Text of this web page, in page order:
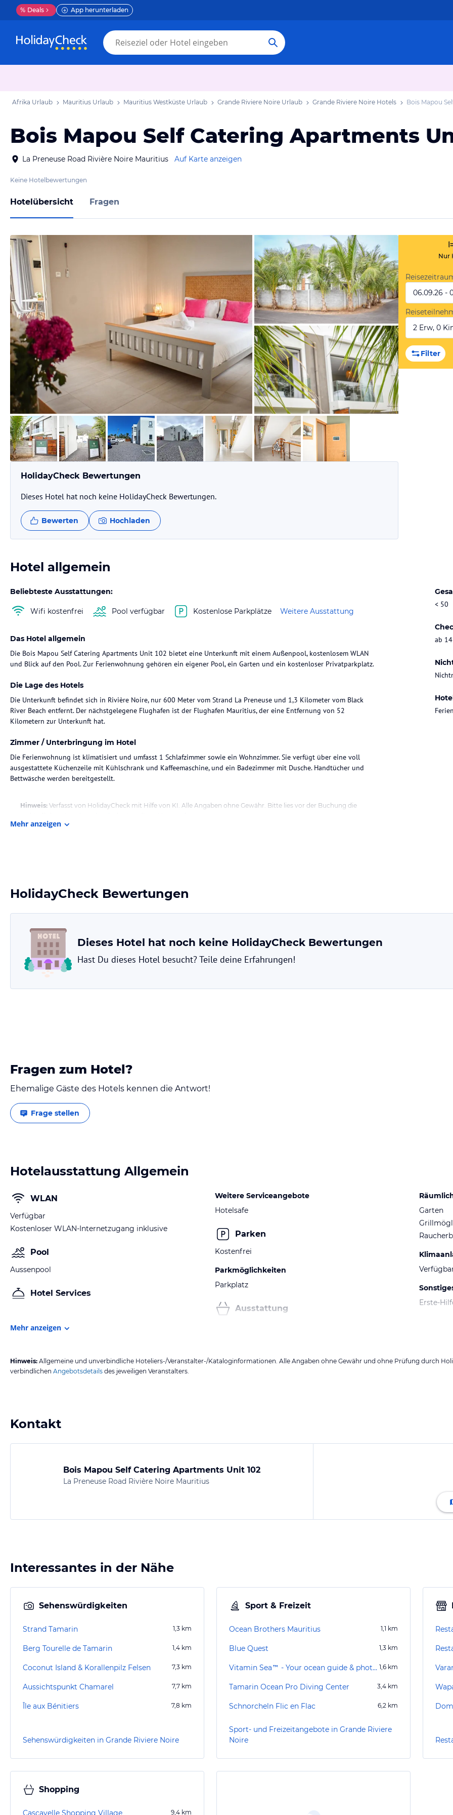
% Deals App herunterladen
Afrika Urlaub Mauritius Urlaub Mauritius Westküste Urlaub Grande Riviere Noire Urlaub Grande Riviere Noire Hotels Bois Mapou
Bois Mapou Self Catering Apartments
La Preneuse Road Rivière Noire Mauritius Auf Karte anzeigen
Keine Hotelbewertungen
Hotelübersicht Fragen
von Booking.com
von Booking.com
von Booking.com
Nur
06.09.26 -
2 Erw, 0
Filter
HolidayCheck Bewertungen
Dieses Hotel hat noch keine HolidayCheck Bewertungen.
Bewerten Hochladen
Hotel allgemein
Beliebteste Ausstattungen:
Wifi kostenfrei Pool verfügbar Kostenlose Parkplätze Weitere Ausstattung
< 50
ab
Das Hotel allgemein
Die Bois Mapou Self Catering Apartments Unit 102 bietet eine Unterkunft mit einem Außenpool, kostenlosem WLAN
und Blick auf den Pool. Zur Ferienwohnung gehören ein eigener Pool, ein Garten und ein kostenloser Privatparkplatz.
Die Lage des Hotels
Die Unterkunft befindet sich in Rivière Noire, nur 600 Meter vom Strand La Preneuse und 1,3 Kilometer vom Black
River Beach entfernt. Der nächstgelegene Flughafen ist der Flughafen Mauritius, der eine Entfernung von 52
Kilometern zur Unterkunft hat.
Zimmer / Unterbringung im Hotel
Die Ferienwohnung ist klimatisiert und umfasst 1 Schlafzimmer sowie ein Wohnzimmer. Sie verfügt über eine voll
ausgestattete Küchenzeile mit Kühlschrank und Kaffeemaschine, und ein Badezimmer mit Dusche. Handtücher und
Bettwäsche werden bereitgestellt.
Hinweis: Verfasst von HolidayCheck mit Hilfe von KI. Alle Angaben ohne Gewähr. Bitte lies vor der Buchung die
Mehr anzeigen
HolidayCheck Bewertungen
Dieses Hotel hat noch keine HolidayCheck Bewertungen
Hast Du dieses Hotel besucht? Teile deine Erfahrungen!
Fragen zum Hotel?
Ehemalige Gäste des Hotels kennen die Antwort!
Frage stellen
Hotelausstattung Allgemein
WLAN
Verfügbar
Kostenloser WLAN-Internetzugang inklusive
Pool
Aussenpool
Hotel Services
Weitere Serviceangebote
Hotelsafe
Parken
Kostenfrei
Parkmöglichkeiten
Parkplatz
Ausstattung
Garten
Erste-
Mehr anzeigen
Hinweis: Allgemeine und unverbindliche Hoteliers-/Veranstalter-/Kataloginformationen. Alle Angaben ohne Gewähr und ohne Prüfung durch
verbindlichen Angebotsdetails des jeweiligen Veranstalters.
Kontakt
Bois Mapou Self Catering Apartments Unit 102
La Preneuse Road Rivière Noire Mauritius
Interessantes in der Nähe
Sehenswürdigkeiten
Strand Tamarin 1,3 km
Berg Tourelle de Tamarin 1,4 km
Coconut Island & Korallenpilz Felsen 7,3 km
Aussichtspunkt Chamarel 7,7 km
Île aux Bénitiers 7,8 km
Sehenswürdigkeiten in Grande Riviere Noire
Sport & Freizeit
Ocean Brothers Mauritius 1,1 km
Blue Quest 1,3 km
Vitamin Sea™ - Your ocean guide & photographer in Mauritius 1,6 km
Tamarin Ocean Pro Diving Center 3,4 km
Schnorcheln Flic en Flac 6,2 km
Sport- und Freizeitangebote in Grande Riviere
Noire
Shopping
Cascavelle Shopping Village 9,4 km